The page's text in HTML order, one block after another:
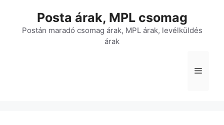
tartalomba
Posta árak, MPL csomag
Postán maradó csomag árak, MPL árak, levélküldés
árak
Menü